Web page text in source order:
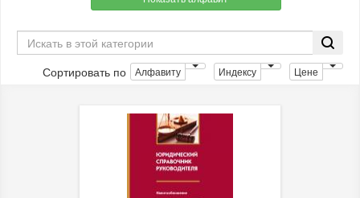
Сортировать по Алфавиту Индексу Цене